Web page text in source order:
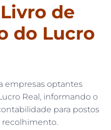
de
do Lucro
empresas optantes
Real, informando o
para postos
recolhimento.